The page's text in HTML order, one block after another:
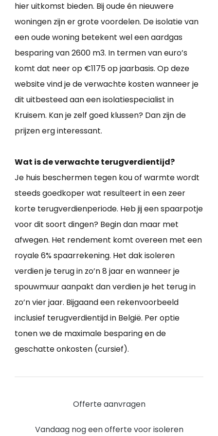
hier uitkomst bieden. Bij oude én nieuwere
woningen zijn er grote voordelen. De isolatie van
een oude woning betekent wel een aardgas
besparing van 2600 m3. In termen van euro’s
komt dat neer op €1175 op jaarbasis. Op deze
website vind je de verwachte kosten wanneer je
dit uitbesteed aan een isolatiespecialist in
Kruisem. Kan je zelf goed klussen? Dan zijn de
prijzen erg interessant.
Wat is de verwachte terugverdientijd?
Je huis beschermen tegen kou of warmte wordt
steeds goedkoper wat resulteert in een zeer
korte terugverdienperiode. Heb jij een spaarpotje
voor dit soort dingen? Begin dan maar met
afwegen. Het rendement komt overeen met een
royale 6% spaarrekening. Het dak isoleren
verdien je terug in zo’n 8 jaar en wanneer je
spouwmuur aanpakt dan verdien je het terug in
zo’n vier jaar. Bijgaand een rekenvoorbeeld
inclusief terugverdientijd in België. Per optie
tonen we de maximale besparing en de
geschatte onkosten (cursief).
Offerte aanvragen
Vandaag nog een offerte voor isoleren